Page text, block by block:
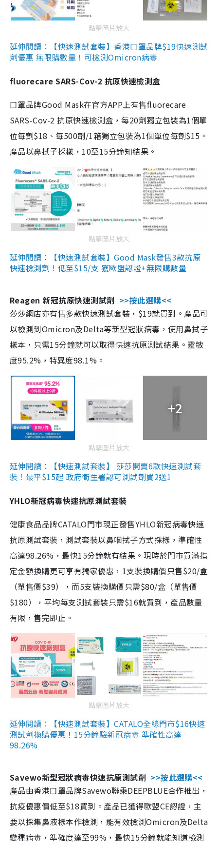
點擊圖片放大
延伸閱讀：【快速測試套裝】香港口罩品牌$19快速測試
劑優惠 無限購數量！可檢測Omicron病毒
fluorecare SARS-Cov-2 抗原快速檢測盒
口罩品牌Good Mask在官方APP上有售fluorecare
SARS-Cov-2 抗原快速檢測盒，每20劑獨立包裝為1個單
位每劑$18、每500劑/1箱獨立包裝為1個單位每劑$15。
產品以鼻拭子採樣，10至15分鐘知結果。
點擊圖片放大
延伸閱讀：【快速測試套裝】Good Mask發售3款抗原
快速檢測劑！低至$15/支 獲歐盟認證+無限購數量
Reagen 新冠抗原快速測試劑 >>按此選購<<
莎莎網店亦有售多款快速測試套裝，$19就買到。產品可
以檢測到Omicron及Delta等新型冠狀病毒，使用鼻拭子
樣本，只需15分鐘就可以取得快速抗原測試結果。靈敏
度95.2%，特異度98.1%。
+2
點擊圖片放大
延伸閱讀：【快速測試套裝】 莎莎開賣6款快速測試套
裝！最平$15起 政府衛生署認可測試劑買2送1
YHLO新冠病毒快速抗原測試套裝
健康食品品牌CATALO門市現正發售YHLO新冠病毒快速
抗原測試套裝，測試套裝以鼻咽拭子方式採樣，準確性
高達98.26%，最快15分鐘就有結果。現時於門市買滿指
定金額換購更可享有獨家優惠，1支裝換購價只售$20/盒
（單售價$39），而5支裝換購價只需$80/盒（單售價
$180），平均每支測試套裝只需$16就買到，產品數量
有限，售完即止。
點擊圖片放大
延伸閱讀：【快速測試套裝】CATALO全線門市$16快速
測試劑換購優惠！15分鐘驗新冠病毒 準確性高達
98.26%
Savewo新型冠狀病毒快速抗原測試劑 >>按此選購<<
產品由香港口罩品牌Savewo聯乘DEEPBLUE合作推出，
抗疫優惠價低至$18買到。產品已獲得歐盟CE認證，主
要以採集鼻液樣本作檢測，能有效檢測Omicron及Delta
變種病毒，準確度達至99%，最快15分鐘就能知道檢測